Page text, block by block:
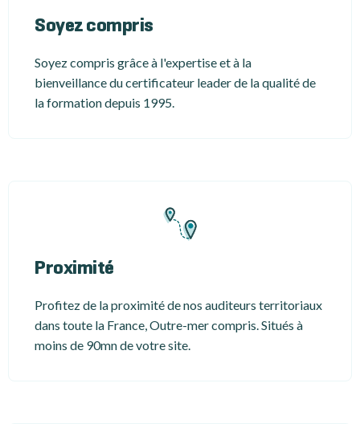
Soyez compris
Soyez compris grâce à l'expertise et à la
bienveillance du certificateur leader de la qualité de
la formation depuis 1995.
Proximité
Profitez de la proximité de nos auditeurs territoriaux
dans toute la France, Outre-mer compris. Situés à
moins de 90mn de votre site.